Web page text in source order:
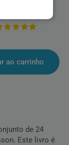
Runas
ao carrinho
de 24
Este livro é